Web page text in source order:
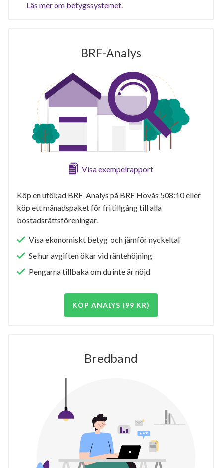
Läs mer om betygssystemet.
BRF-Analys
Visa exempelrapport
Köp en utökad BRF-Analys på BRF Hovås 508:10 eller
köp ett månadspaket för fri tillgång till alla
bostadsrättsföreningar.
Visa ekonomiskt betyg och jämför nyckeltal
Se hur avgiften ökar vid räntehöjning
Pengarna tillbaka om du inte är nöjd
KÖP ANALYS (99 KR)
Bredband